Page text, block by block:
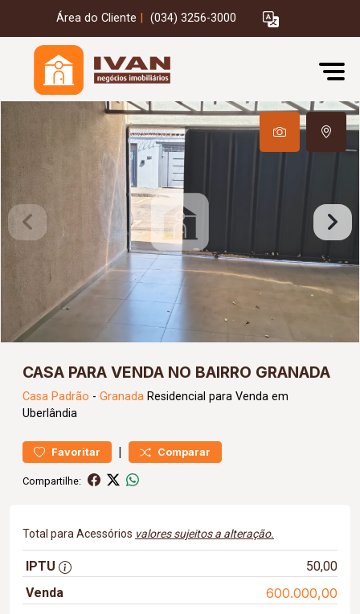
Área do Cliente (034) 3256-3000
CASA PARA VENDA NO BAIRRO GRANADA
Casa Padrão - Granada Residencial para Venda em
Uberlândia
Favoritar | Comparar
Compartilhe:
Total para Acessórios valores sujeitos a alteração.
IPTU
50,00
Venda
600.000,00